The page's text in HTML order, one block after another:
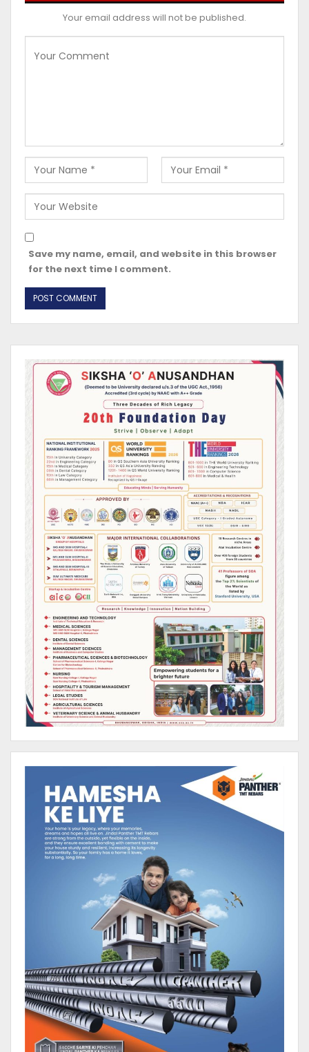
Your email address will not be published.
Save my name, email, and website in this browser
for the next time I comment.